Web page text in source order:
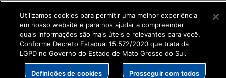
Transformação Digital
get_footer();
Utilizamos cookies para permitir uma melhor experiência
em nosso website e para nos ajudar a compreender
quais informações são mais úteis e relevantes para você.
Conforme Decreto Estadual 15.572/2020 que trata da
LGPD no Governo do Estado de Mato Grosso do Sul.
Definições de cookies Prosseguir com todos